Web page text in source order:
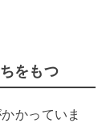
をもつ
かっていま